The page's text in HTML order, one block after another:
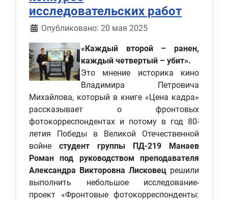
исследовательских работ
Информация о материале
Опубликовано: 20 мая 2025
«Каждый второй – ранен,
каждый четвертый – убит».
Это мнение историка кино
Владимира Петровича
Михайлова, который в книге «Цена кадра»
рассказывает о фронтовых
фотокорреспондентах и потому в год 80-
летия Победы в Великой Отечественной
войне студент группы ПД-219 Манаев
Роман под руководством преподавателя
Александра Викторовна Лисковец решили
выполнить небольшое исследование-
проект «Фронтовые фотокорреспонденты: